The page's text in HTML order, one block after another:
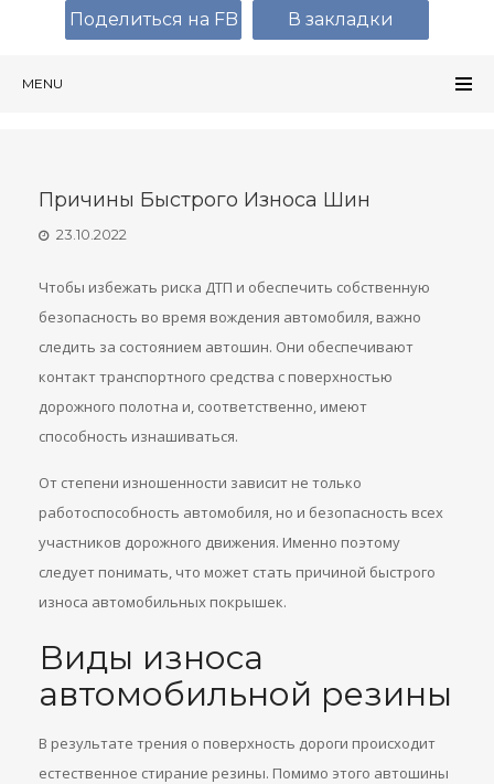
MENU
Причины Быстрого Износа Шин
23.10.2022
Чтобы избежать риска ДТП и обеспечить собственную
безопасность во время вождения автомобиля, важно
следить за состоянием автошин. Они обеспечивают
контакт транспортного средства с поверхностью
дорожного полотна и, соответственно, имеют
способность изнашиваться.
От степени изношенности зависит не только
работоспособность автомобиля, но и безопасность всех
участников дорожного движения. Именно поэтому
следует понимать, что может стать причиной быстрого
износа автомобильных покрышек.
Виды износа
автомобильной резины
В результате трения о поверхность дороги происходит
естественное стирание резины. Помимо этого автошины
Поделиться на FB В закладки